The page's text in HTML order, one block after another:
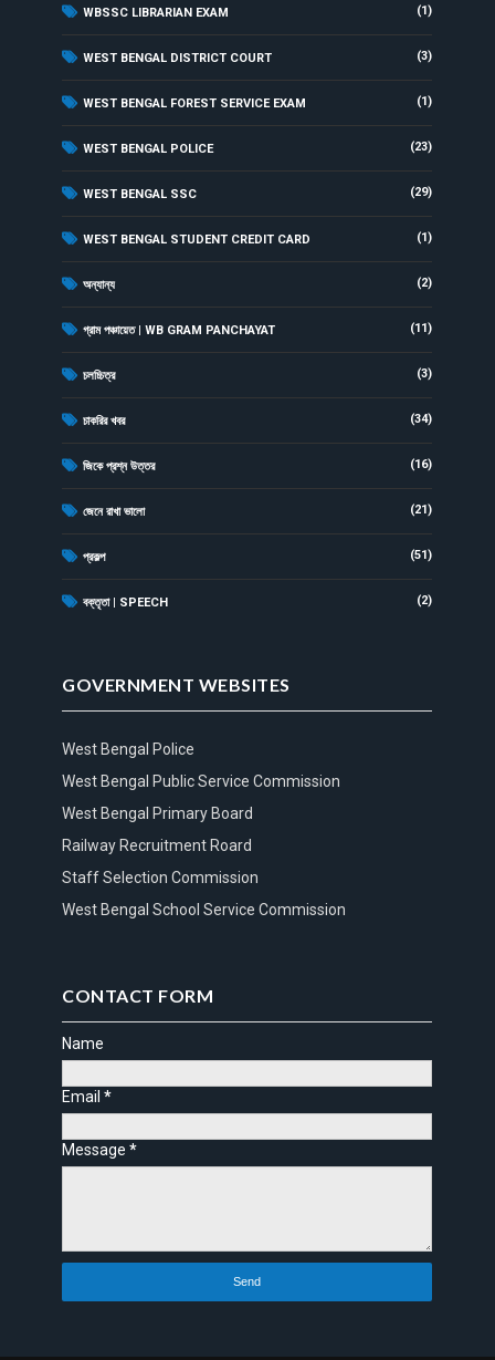
WBSSC LIBRARIAN EXAM (1)
WEST BENGAL DISTRICT COURT (3)
WEST BENGAL FOREST SERVICE EXAM (1)
WEST BENGAL POLICE (23)
WEST BENGAL SSC (29)
WEST BENGAL STUDENT CREDIT CARD (1)
অন্যান্য (2)
গ্রাম পঞ্চায়েত | WB GRAM PANCHAYAT (11)
চলচ্চিত্র (3)
চাকরির খবর (34)
জিকে প্রশ্ন উত্তর (16)
জেনে রাখা ভালো (21)
প্রকল্প (51)
বক্তৃতা | SPEECH (2)
GOVERNMENT WEBSITES
West Bengal Police
West Bengal Public Service Commission
West Bengal Primary Board
Railway Recruitment Roard
Staff Selection Commission
West Bengal School Service Commission
CONTACT FORM
Name
Email*
Message*